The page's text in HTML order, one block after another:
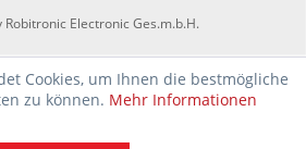
Robitronic Electronic Ges.m.b.H.
Cookies, um Ihnen die bestmögliche
zu können. Mehr Informationen